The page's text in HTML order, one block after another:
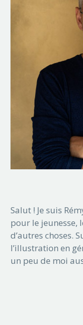
Salut ! Je suis
pour le jeunesse,
d’autres choses.
l’illustration en
un peu de moi